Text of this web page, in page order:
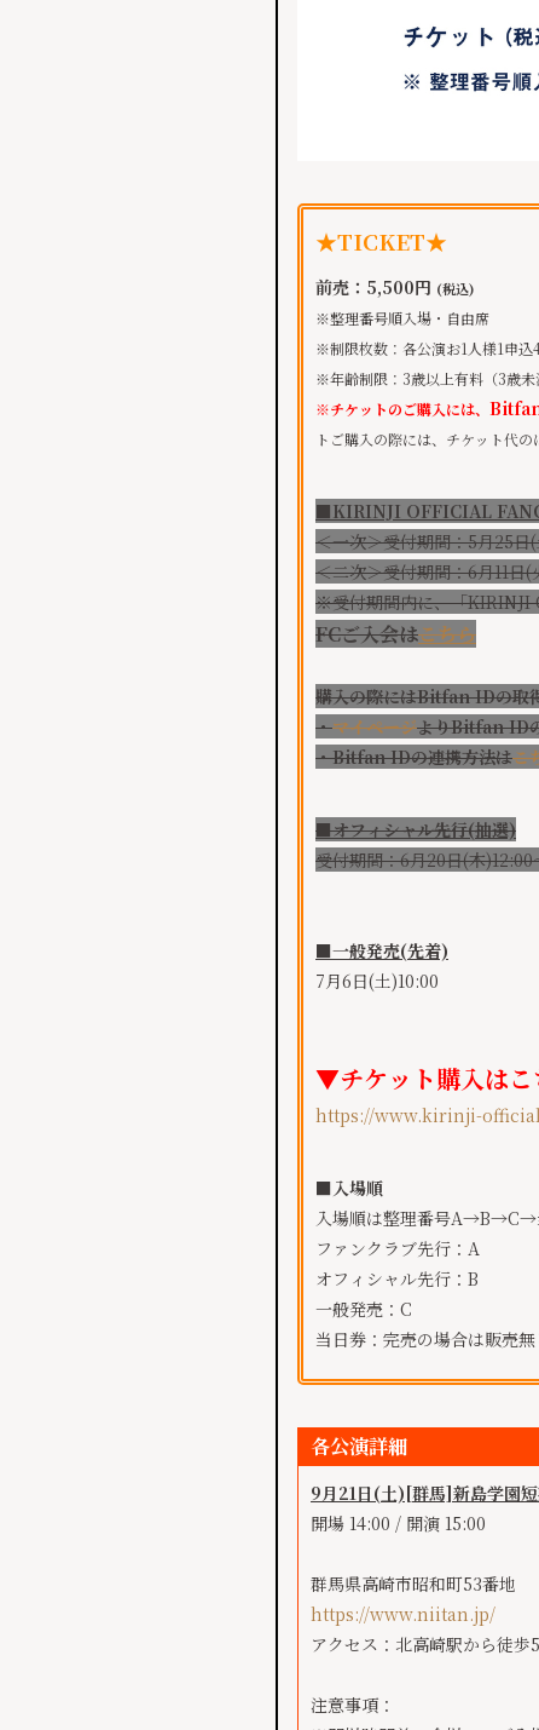
★TICKET★
前売：5,500円 (税込)
※整理番号順入場・自由席
※制限枚数：各公演お1人様1申込
※年齢制限：3歳以上有料（3歳未
※チケットのご購入には、
トご購入の際には、チケット代の
■KIRINJI OFFICIAL
＜一次＞​受付期間：5月25
＜二次＞受付期間：6月11日
※受付期間内に、「KIRINJI
FCご入会はこちら
購入の際にはBitfan IDの取
・マイページよりBitfan ID
・Bitfan IDの連携方法はこ
■オフィシャル先行(抽選)
受付期間：6月20日(木
■一般発売(先着)
7月6日(土)10:00
▼チケット購入はこ
https://www.kirinji-
■入場順
入場順は整理番号A→B→C→
ファンクラブ先行：A
オフィシャル先行：B
一般発売：C
当日券：完売の場合は販売無
各公演詳細
9月21日(土)[群馬]新島学園
開場 14:00 / 開演 15:00
群馬県高崎市昭和町53番地
https://www.niitan.jp/
アクセス： 北高崎駅から徒歩
注意事項：